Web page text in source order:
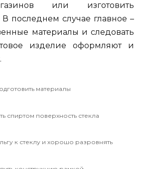
или изготовить
В последнем случае главное –
материалы и следовать
изделие оформляют и
материалы
спиртом поверхность стекла
к стеклу и хорошо разровнять